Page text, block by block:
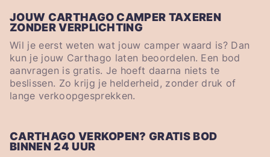
JOUW CARTHAGO CAMPER TAXEREN
ZONDER VERPLICHTING
Wil je eerst weten wat jouw camper waard is? Dan
kun je jouw Carthago laten beoordelen. Een bod
aanvragen is gratis. Je hoeft daarna niets te
beslissen. Zo krijg je helderheid, zonder druk of
lange verkoopgesprekken.
CARTHAGO VERKOPEN? GRATIS BOD
BINNEN 24 UUR